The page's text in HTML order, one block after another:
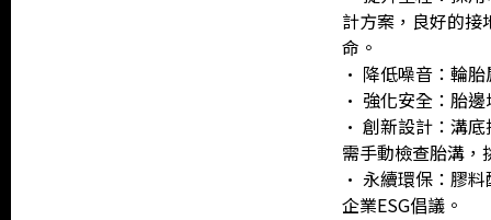
計方案，良好的接
命。
• 降低噪音：輪
• 強化安全：胎
• 創新設計：溝
需手動檢查胎溝，
• 永續環保：膠
企業ESG倡議。